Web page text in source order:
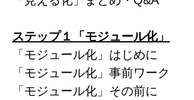
ステップ１「モジュール化」
「モジュール化」はじめに
「モジュール化」事前ワーク
「モジュール化」その前に